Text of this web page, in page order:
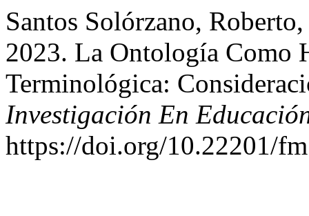
Santos Solórzano,
2023. La Ontología Como
Terminológica:
Investigación En
https://doi.org/10.22201/